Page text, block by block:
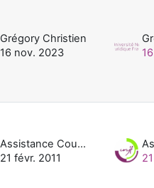
Grégory Christien
16 nov. 2023
Assistance Cours UNJF
21 févr. 2011